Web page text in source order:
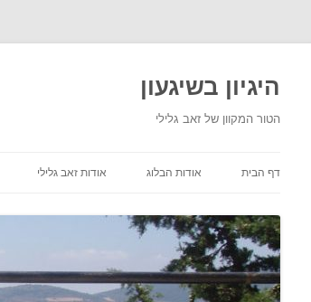
היגיון בשיגעון
הטור המקוון של זאב גלילי
דף הבית אודות הבלוג אודות זאב גלילי